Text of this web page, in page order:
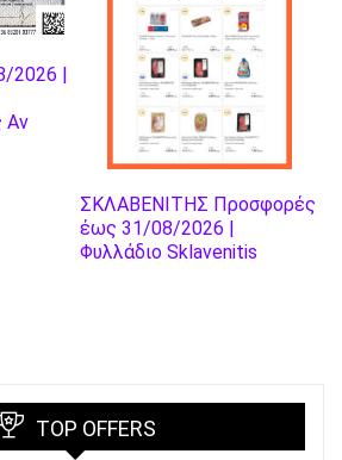
2026 |
Αν
ΣΚΛΑΒΕΝΙΤΗΣ Προσφορές
έως 31/08/2026 |
Φυλλάδιο Sklavenitis
TOP OFFERS